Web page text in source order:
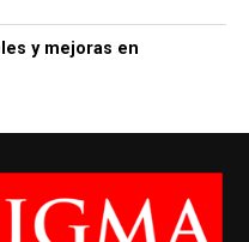
y mejoras en